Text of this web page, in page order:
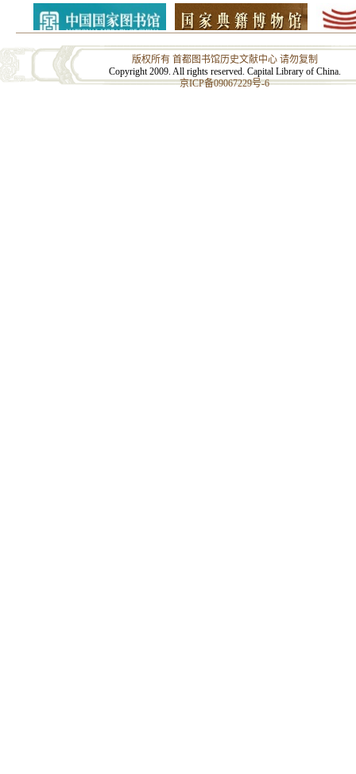
版权所有 首都图书馆历史文献中心 请勿复制
Copyright 2009. All rights reserved. Capital Library of China.
京ICP备09067229号-6